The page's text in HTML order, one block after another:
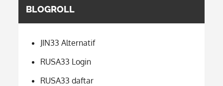
BLOGROLL
JIN33 Alternatif
RUSA33 Login
RUSA33 daftar